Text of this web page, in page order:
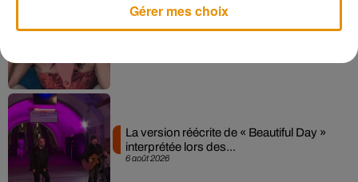
Pomme emprunte le décor de l’émission
6 août 2026
La version réécrite de « Beautiful Day »
interprétée lors des...
Gérer mes choix